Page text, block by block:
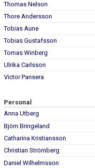
Thomas Nelson
Thore Andersson
Tobias Aune
Tobias Gustafsson
Tomas Winberg
Ulrika Carlsson
Victor Pansera
Personal
Anna Utberg
Björn Bringeland
Catharina Kristiansson
Christian Strömberg
Daniel Wilhelmsson